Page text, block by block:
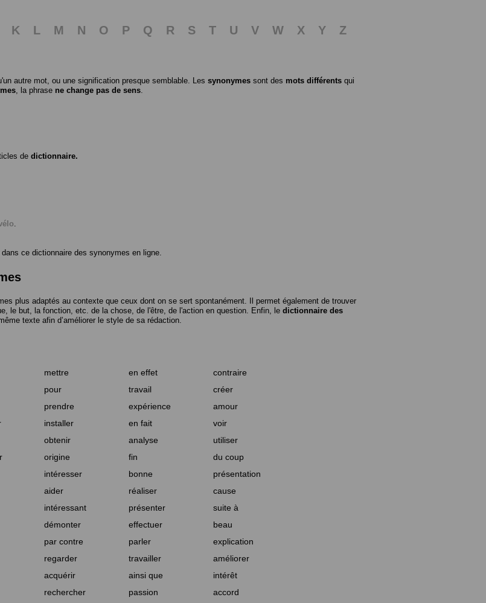
K L M N O P Q R S T U V W X Y
Z
autre mot, ou une signification presque semblable. Les synonymes sont des mots différents qui
, la phrase ne change pas de sens
de dictionnaire.
ce dictionnaire des synonymes en ligne.
plus adaptés au contexte que ceux dont on se sert spontanément. Il permet également de trouver
le but, la fonction, etc. de la chose, de l'être, de l'action en question. Enfin, le dictionnaire des
texte afin d’améliorer le style de sa rédaction.
mettre en effet
contraire
pour travail
créer
prendre expérience
amour
installer en fait
voir
obtenir analyse
utiliser
origine fin
du coup
intéresser bonne
présentation
aider réaliser
cause
intéressant présenter
suite à
démonter effectuer
beau
par contre parler
explication
regarder travailler
améliorer
acquérir ainsi que
intérêt
rechercher passion accord